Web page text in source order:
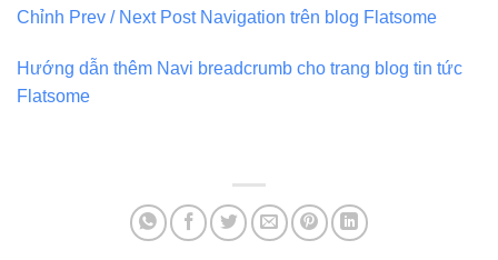
Chỉnh Prev / Next Post Navigation trên blog Flatsome
Hướng dẫn thêm Navi breadcrumb cho trang blog tin tức
Flatsome